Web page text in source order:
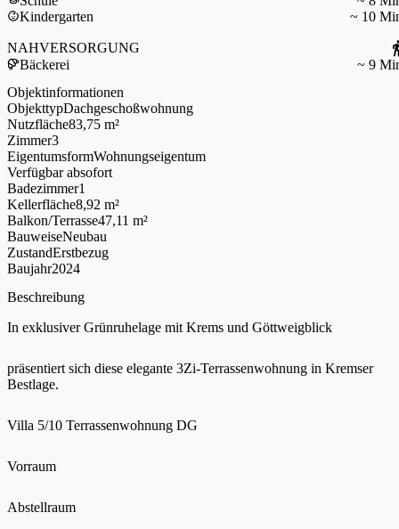
Kindergarten
~ 10
NAHVERSORGUNG
Bäckerei
~ 9
Objektinformationen
ObjekttypDachgeschoßwohnung
Nutzfläche83,75 m²
Zimmer3
EigentumsformWohnungseigentum
Verfügbar absofort
Badezimmer1
Kellerfläche8,92 m²
Balkon/Terrasse47,11 m²
BauweiseNeubau
ZustandErstbezug
Baujahr2024
Beschreibung
In exklusiver Grünruhelage mit Krems und Göttweigblick
präsentiert sich diese elegante 3Zi-Terrassenwohnung in Kremser
Bestlage.
Villa 5/10 Terrassenwohnung DG
Vorraum
Abstellraum